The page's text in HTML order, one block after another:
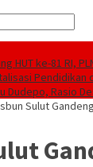
HUT ke-81 RI,
Pendidikan
Dudepo, Rasio
Sulut